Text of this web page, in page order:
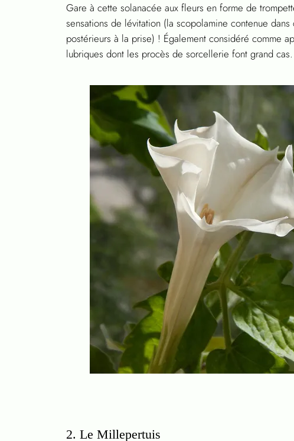
Gare à cette solanacée aux fleurs en forme de
sensations de lévitation (la scopolamine contenue
postérieurs à la prise) ! Également considéré comme
lubriques dont les procès de sorcellerie font grand cas.
2. Le Millepertuis